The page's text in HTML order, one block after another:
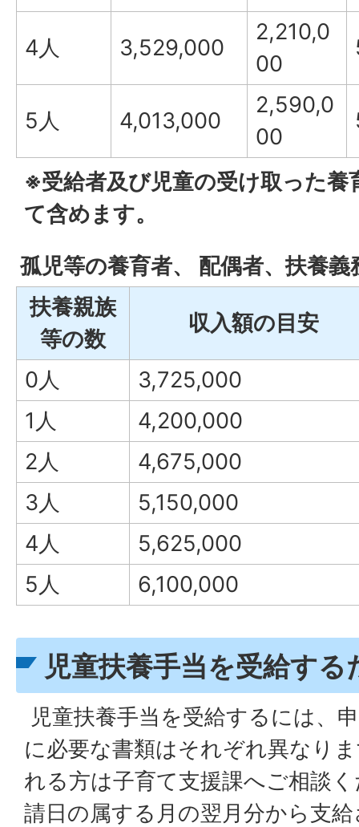
4人 3,529,000
2,210,0
00
5人 4,013,000
2,590,0
00
※受給者及び児童の受け取った
て含めます。
孤児等の養育者、 配偶者、扶養義
扶養親族
等の数
収入額の目安
0人
3,725,000
1人
4,200,000
2人
4,675,000
3人
5,150,000
4人
5,625,000
5人
6,100,000
児童扶養手当を受給する
児童扶養手当を受給するには、
に必要な書類はそれぞれ異なり
れる方は子育て支援課へご相談
請日の属する月の翌月分から支